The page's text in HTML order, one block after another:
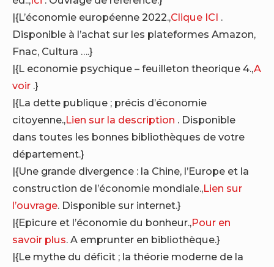
|{L’économie européenne 2022.,Clique ICI .
Disponible à l’achat sur les plateformes Amazon,
Fnac, Cultura ….}
|{L economie psychique – feuilleton theorique 4.,A
voir .}
|{La dette publique ; précis d’économie
citoyenne.,Lien sur la description . Disponible
dans toutes les bonnes bibliothèques de votre
département.}
|{Une grande divergence : la Chine, l’Europe et la
construction de l’économie mondiale.,Lien sur
l’ouvrage. Disponible sur internet.}
|{Epicure et l’économie du bonheur.,Pour en
savoir plus. A emprunter en bibliothèque.}
|{Le mythe du déficit ; la théorie moderne de la